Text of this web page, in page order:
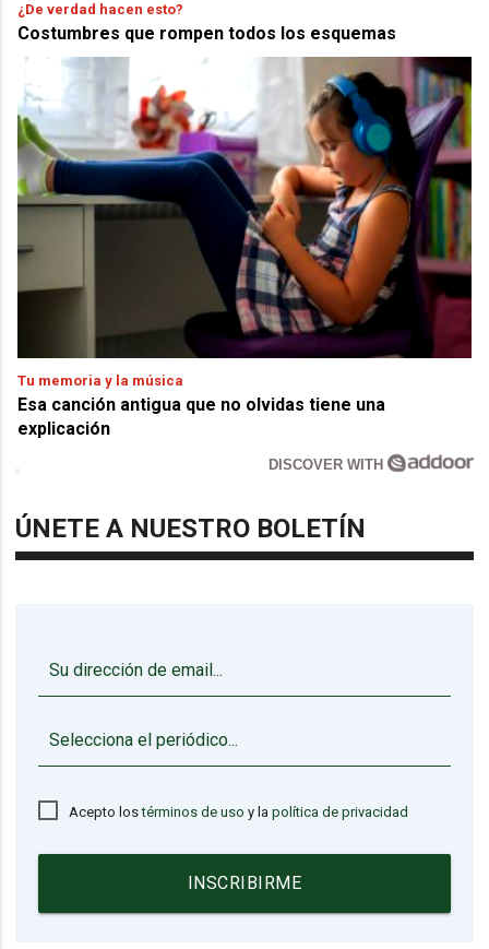
¿De verdad hacen esto?
Costumbres que rompen todos los esquemas
Tu memoria y la música
Esa canción antigua que no olvidas tiene una
explicación
DISCOVER WITH
ÚNETE A NUESTRO BOLETÍN
Acepto lostérminos de uso y lapolítica de privacidad
INSCRIBIRME